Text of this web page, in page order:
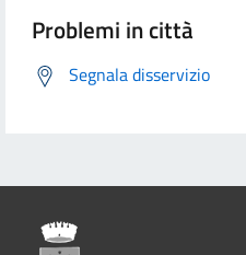
Problemi in città
Segnala disservizio